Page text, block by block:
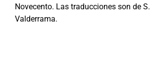
Novecento. Las traducciones son de S.
Valderrama.